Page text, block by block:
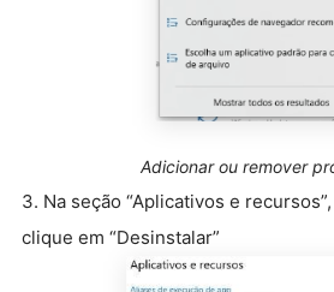
Adicionar ou remover
3. Na seção “Aplicativos e
clique em “Desinstalar”